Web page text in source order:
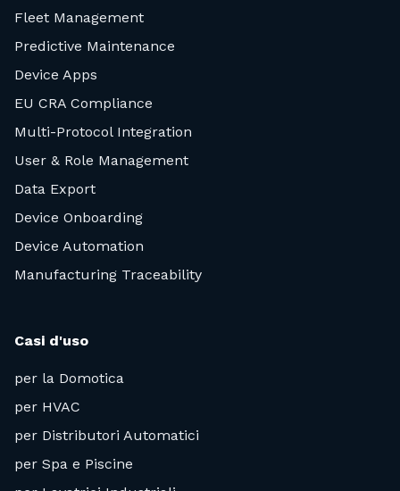
Fleet Management
Predictive Maintenance
Device Apps
EU CRA Compliance
Multi-Protocol Integration
User & Role Management
Data Export
Device Onboarding
Device Automation
Manufacturing Traceability
Casi d'uso
per la Domotica
per HVAC
per Distributori Automatici
per Spa e Piscine